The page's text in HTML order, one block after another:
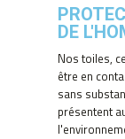
DE
Nos toiles,
être en
sans
présentent